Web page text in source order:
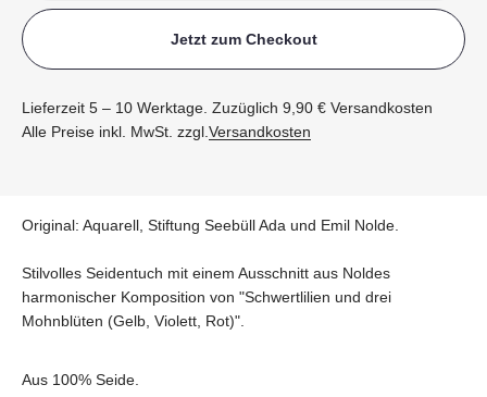
Jetzt zum Checkout
Lieferzeit 5 – 10 Werktage. Zuzüglich 9,90 € Versandkosten
Alle Preise inkl. MwSt. zzgl.Versandkosten
Original: Aquarell, Stiftung Seebüll Ada und Emil Nolde.
Stilvolles Seidentuch mit einem Ausschnitt aus Noldes
harmonischer Komposition von "Schwertlilien und drei
Mohnblüten (Gelb, Violett, Rot)".
Aus 100% Seide.